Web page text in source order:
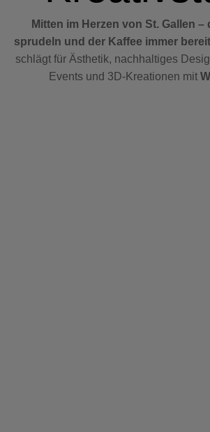
Mitten im Herzen von St. Gallen –
sprudeln und der Kaffee immer
schlägt für Ästhetik, nachhaltiges
Events und 3D-Kreationen mit